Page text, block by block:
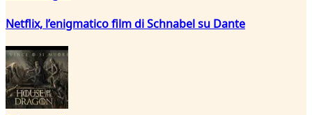
Netflix, l’enigmatico film di Schnabel su Dante